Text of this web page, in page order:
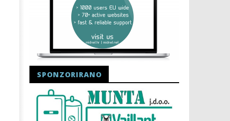
HEP: Bez struje
20.04.2023.
SPONZORIRANO